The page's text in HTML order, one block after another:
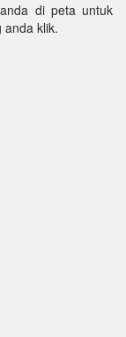
di peta untuk
anda klik.